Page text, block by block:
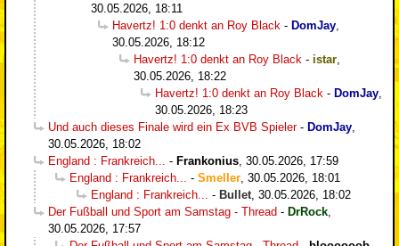
30.05.2026, 18:11
Havertz! 1:0 denkt an Roy Black - DomJay
30.05.2026, 18:12
Havertz! 1:0 denkt an Roy Black - istar
30.05.2026, 18:22
Havertz! 1:0 denkt an Roy Black - DomJay
30.05.2026, 18:23
Und auch dieses Finale wird ein Ex BVB Spieler- DomJay
30.05.2026, 18:02
England : Frankreich...
- Frankonius 30.05.2026, 17:59
England : Frankreich...
- Smeller 30.05.2026, 18:01
England : Frankreich...
- Bullet 30.05.2026, 18:02
Der Fußball und Sport am Samstag - Thread - DrRock
30.05.2026, 17:57